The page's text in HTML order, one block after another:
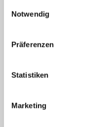
Notwendig
Präferenzen
Statistiken
Marketing
einladender